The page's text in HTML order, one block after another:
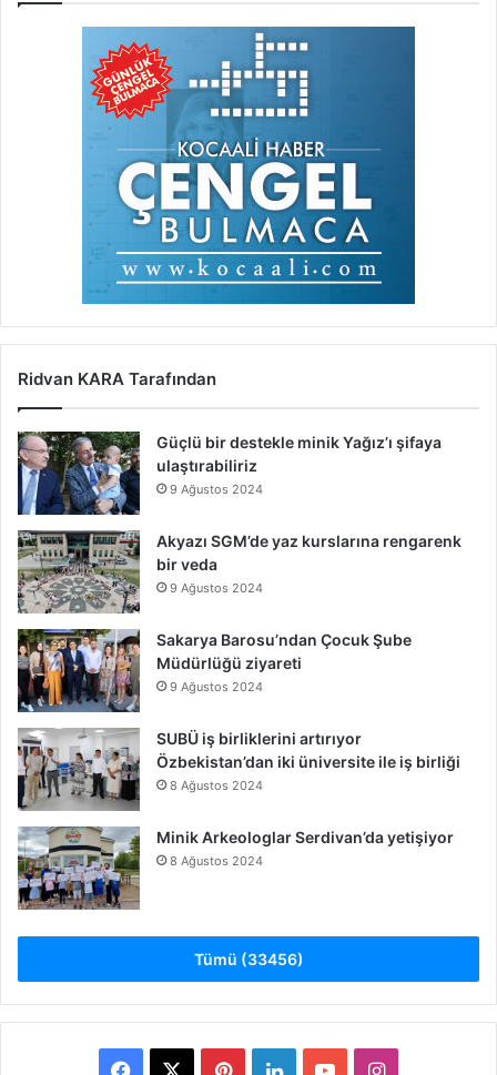
Ridvan KARA Tarafından
Güçlü bir destekle minik Yağız’ı şifaya
ulaştırabiliriz
9 Ağustos 2024
Akyazı SGM’de yaz kurslarına rengarenk
bir veda
9 Ağustos 2024
Sakarya Barosu’ndan Çocuk Şube
Müdürlüğü ziyareti
9 Ağustos 2024
SUBÜ iş birliklerini artırıyor
Özbekistan’dan iki üniversite ile iş birliği
8 Ağustos 2024
Minik Arkeologlar Serdivan’da yetişiyor
8 Ağustos 2024
Tümü (33456)
Facebook PinterestLinkedInYouTubeInstagram